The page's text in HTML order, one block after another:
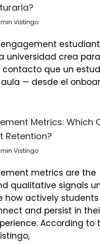
Vistingo
universidad crea
que un
— desde el
Metrics: Which
Retention?
Vistingo
metrics are the
qualitative signals
how actively students
and persist in
According to